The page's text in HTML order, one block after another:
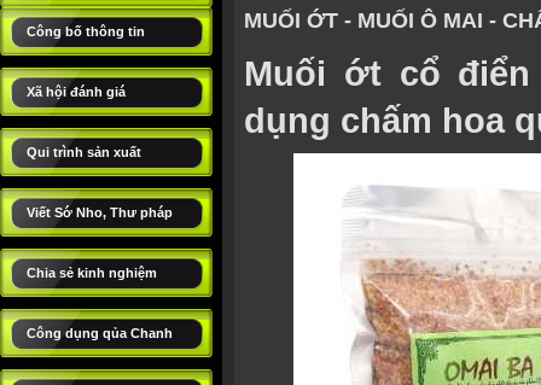
Công bố thông tin
Xã hội đánh giá
Qui trình sản xuất
Viết Sớ Nho, Thư pháp
Chia sẻ kinh nghiệm
Công dụng qủa Chanh
MUỐI ỚT - MUỐI Ô MAI -
Muối ớt cổ
dụng chấm hoa